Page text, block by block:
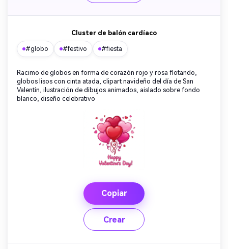
Cluster de balón cardíaco
#globo #festivo #fiesta
Racimo de globos en forma de corazón rojo y rosa flotando,
globos lisos con cinta atada, clipart navideño del día de San
Valentín, ilustración de dibujos animados, aislado sobre fondo
blanco, diseño celebrativo
Copiar
Crear